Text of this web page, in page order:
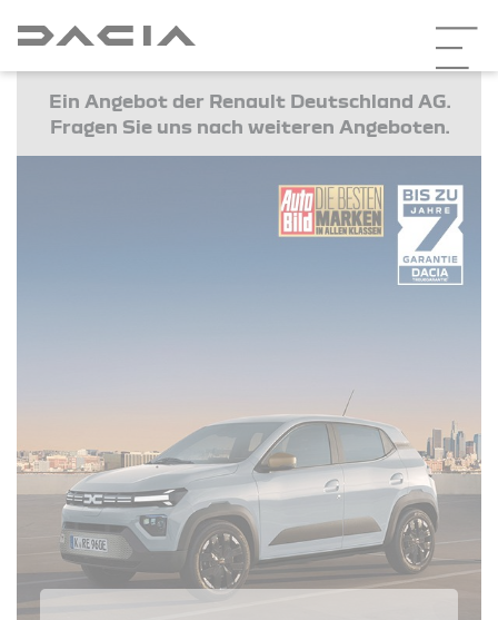
Ein Angebot der Renault Deutschland AG.
Fragen Sie uns nach weiteren Angeboten.